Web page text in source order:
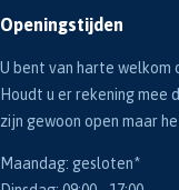
Openingstijden
U bent van harte welkom
Houdt u er rekening mee
zijn gewoon open maar
Maandag: gesloten*